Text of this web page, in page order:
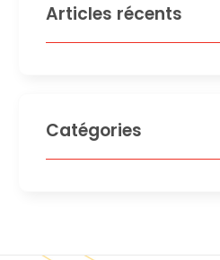
Articles récents
Catégories